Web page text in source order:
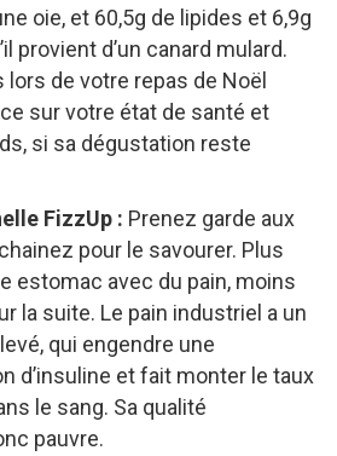
oie, et 60,5g de lipides et 6,9g
provient d’un canard mulard.
de votre repas de Noël
sur votre état de santé et
si sa dégustation reste
FizzUp : Prenez garde aux
pour le savourer. Plus
estomac avec du pain, moins
la suite. Le pain industriel a un
qui engendre une
d’insuline et fait monter le taux
le sang. Sa qualité
pauvre.